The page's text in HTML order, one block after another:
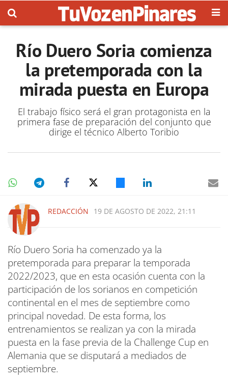
Río Duero Soria comienza
la pretemporada con la
mirada puesta en Europa
El trabajo físico será el gran protagonista en la
primera fase de preparación del conjunto que
dirige el técnico Alberto Toribio
REDACCIÓN 19 DE AGOSTO DE 2022, 21:11
Río Duero Soria ha comenzado ya la
pretemporada para preparar la temporada
2022/2023, que en esta ocasión cuenta con la
participación de los sorianos en competición
continental en el mes de septiembre como
principal novedad. De esta forma, los
entrenamientos se realizan ya con la mirada
puesta en la fase previa de la Challenge Cup en
Alemania que se disputará a mediados de
septiembre.